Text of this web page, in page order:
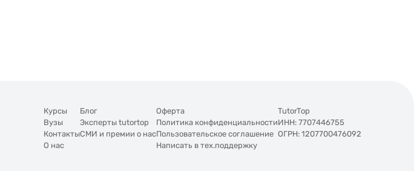
Курсы
Вузы
Контакты
О нас
Блог
Эксперты tutortop
СМИ и премии о нас
Оферта
Политика конфиденциальности
Пользовательское соглашение
Написать в тех.поддержку
TutorTop
ИНН: 7707446755
ОГРН: 1207700476092